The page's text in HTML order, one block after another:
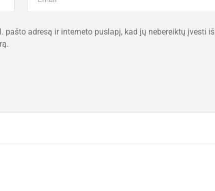
pašto adresą ir interneto puslapį, kad jų nebereiktų įvesti iš